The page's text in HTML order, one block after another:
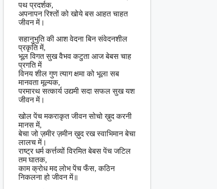
पथ प्रदर्शक,
अपनापन रिश्तों को खोये बस आहत चाहत
जीवन में।
सहानुभुति की आश वेदना बिन संवेदनशील
प्रकृति में,
भूल विगत सुख वैभव कटुता आज बेबस चाह
प्रगति में
विनय शील गुण त्याग क्षमा को भूला सब
मानवता मूल्यक,
परमारथ सत्कार्य उद्यमी सदा सफल सुख यश
जीवन में।
खोल पेंच मकराकृत जीवन सोचो ख़ुद करनी
मानस में,
बेचा जो ज़मीर ज़मीन ख़ुद रख स्वाभिमान बेचा
लालच में।
राष्ट्र धर्म कर्त्तव्यों विरमित बेबस पेंच जटिल
तम घातक,
काम क्रोध मद लोभ पेंच फँस, कठिन
निकलना हो जीवन में॥